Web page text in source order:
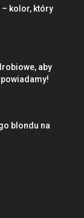
– kolor, który
aby
blondu na